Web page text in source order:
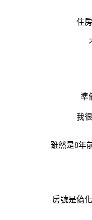
住
準
我
雖然是8年
房號是偽